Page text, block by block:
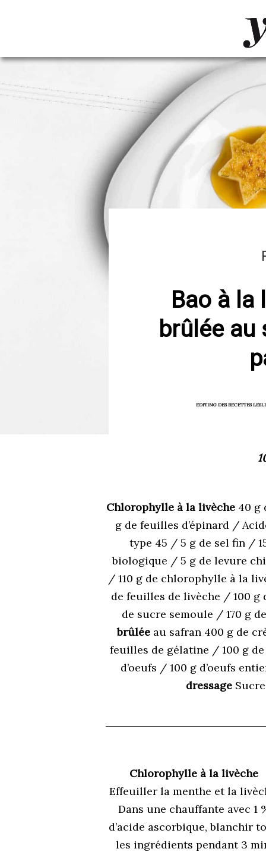
Bao à la
brûlée au
EDITING DES RECETTES
Chlorophylle à la livèche40 g
g de feuilles d’épinard /
type 45 / 5 g de sel fin /
biologique / 5 g de levure
/ 110 g de chlorophylle à la
de feuilles de livèche / 100 g
de sucre semoule / 170 g
brûlée au safran 400 g de
feuilles de gélatine / 100 g
d’oeufs / 100 g d’oeufs
dressage
Chlorophylle à la livèche
Effeuiller la menthe et la
Dans une chauffante avec 1
d’acide ascorbique, blanchir
les ingrédients pendant 3